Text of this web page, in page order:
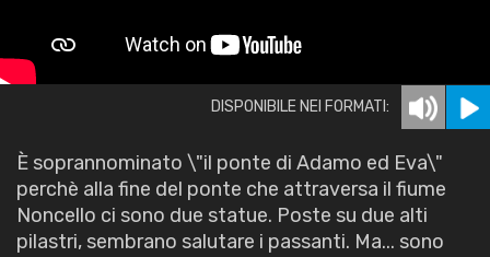
DISPONIBILE NEI FORMATI:
È soprannominato \"il ponte di Adamo ed Eva\"
perchè alla fine del ponte che attraversa il fiume
Noncello ci sono due statue. Poste su due alti
pilastri, sembrano salutare i passanti. Ma... sono